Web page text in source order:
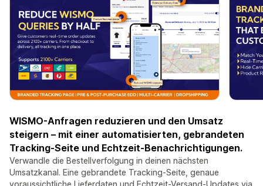
WISMO-Anfragen reduzieren und den Umsatz
steigern – mit einer automatisierten, gebrandeten
Tracking-Seite und Echtzeit-Benachrichtigungen.
Verwandle die Bestellverfolgung in deinen nächsten
Umsatzkanal. Eine gebrandete Tracking-Seite, genaue